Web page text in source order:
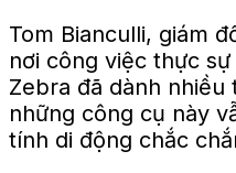
Tom Bianculli, giám
nơi công việc thực
Zebra đã dành
những công cụ này
tính di động chắc